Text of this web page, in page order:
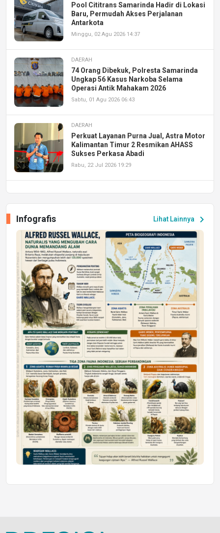
Pool Cititrans Samarinda Hadir di Lokasi
Baru, Permudah Akses Perjalanan
Antarkota
Minggu, 02 Agu 2026 14:37
DAERAH
74 Orang Dibekuk, Polresta Samarinda
Ungkap 56 Kasus Narkoba Selama
Operasi Antik Mahakam 2026
Sabtu, 01 Agu 2026 06:43
DAERAH
Perkuat Layanan Purna Jual, Astra Motor
Kalimantan Timur 2 Resmikan AHASS
Sukses Perkasa Abadi
Rabu, 22 Jul 2026 19:29
Peluang Kerja dan Magang
Jumat, 17 Jul 2026 22:30
DAERAH
Astra Motor Kalimantan Timur 2 Dukung
Mahasiswa Samarinda dalam Astra
Honda SDGs Future Leaders 2026
Jumat, 10 Jul 2026 19:01
Lihat Lainnya chevron_right
Infografis